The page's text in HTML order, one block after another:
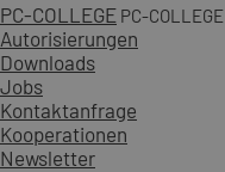
PC-COLLEGE PC-COLLEGE
Autorisierungen
Downloads
Jobs
Kontaktanfrage
Kooperationen
Newsletter